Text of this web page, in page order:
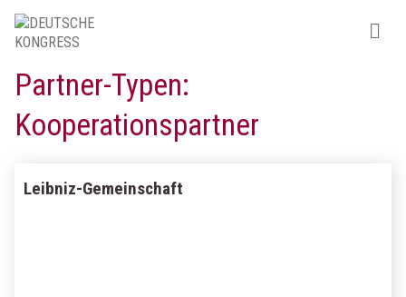
Partner-Typen:
Kooperationspartner
Leibniz-Gemeinschaft